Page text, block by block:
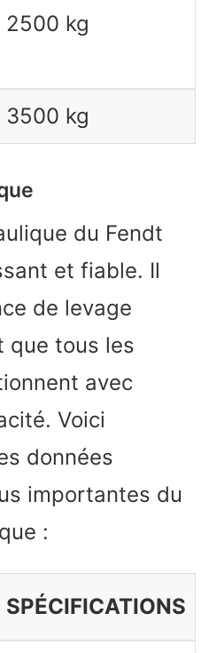
2500 kg
3500 kg
du Fendt
et fiable. Il
de levage
que tous les
avec
Voici
données
importantes du
:
SPÉCIFICATIONS